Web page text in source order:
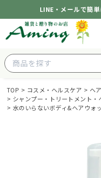
LINE・メールで簡
TOP コスメ・ヘルスケア
ヘ
シャンプー・トリートメント・
水のいらないボディ&ヘアウォ